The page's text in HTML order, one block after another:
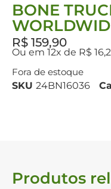
BONE
R$ 159,90
Ou em 12x de R$
Fora de estoque
SKU 24BN16036
Produtos